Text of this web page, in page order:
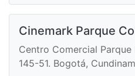
Cinemark Parque
Centro Comercial
145-51. Bogotá,